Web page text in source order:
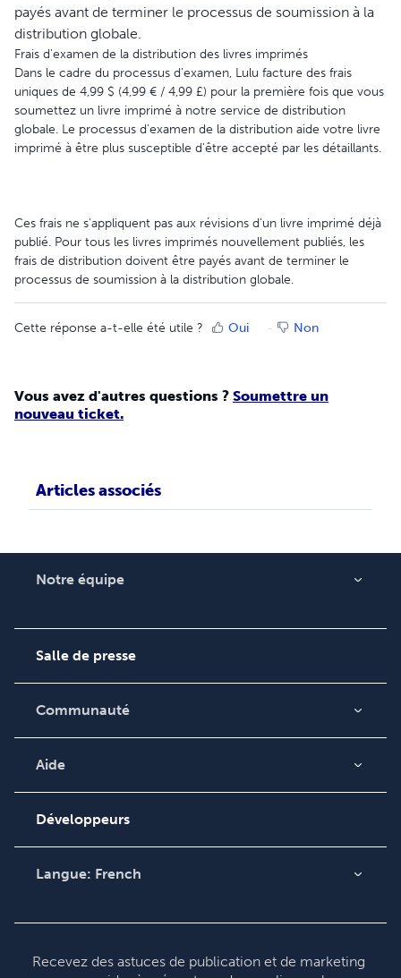
payés avant de terminer le processus de soumission à la
distribution globale.
Frais d'examen de la distribution des livres imprimés
Dans le cadre du processus d'examen, Lulu facture des frais
uniques de 4,99 $ (4,99 € / 4,99 £) pour la première fois que vous
soumettez un livre imprimé à notre service de distribution
globale. Le processus d'examen de la distribution aide votre livre
imprimé à être plus susceptible d'être accepté par les détaillants.
Ces frais ne s'appliquent pas aux révisions d'un livre imprimé déjà
publié. Pour tous les livres imprimés nouvellement publiés, les
frais de distribution doivent être payés avant de terminer le
processus de soumission à la distribution globale.
Cette réponse a-t-elle été utile ? Oui Non
Vous avez d'autres questions ? Soumettre un
nouveau ticket.
Articles associés
Notre équipe
Carrières
Salle de presse
Communauté
Blog
Vidéos
Podcast
Aide
Recherche de
clientèle
Développeurs
Langue: French
Deutsch
Français
Recevez des astuces de publication et de marketing